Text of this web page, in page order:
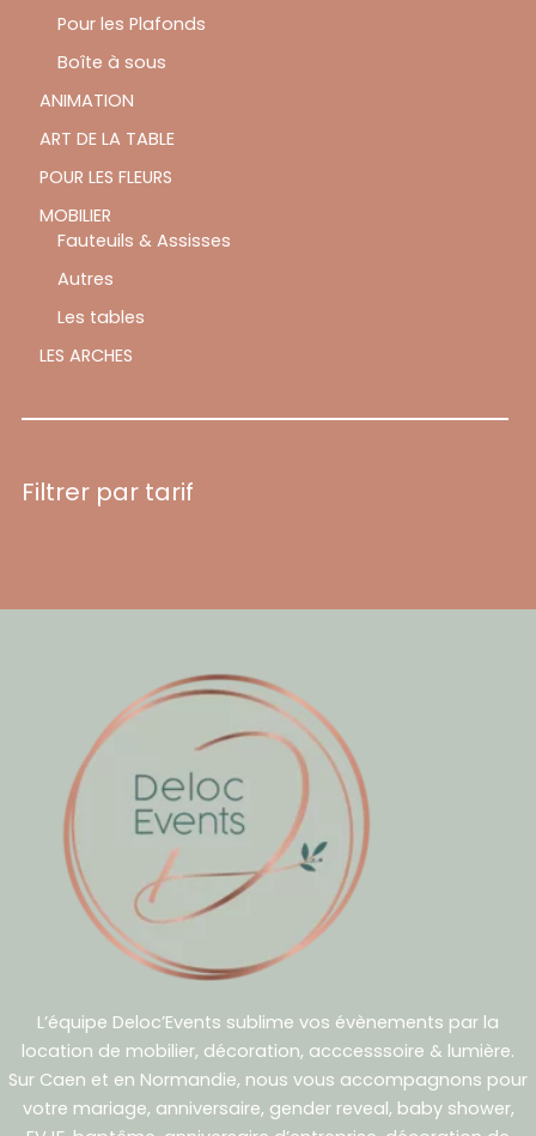
Pour les Plafonds
Boîte à sous
ANIMATION
ART DE LA TABLE
POUR LES FLEURS
MOBILIER
Fauteuils & Assisses
Autres
Les tables
LES ARCHES
Filtrer par tarif
L’équipe Deloc’Events sublime vos évènements par la
location de mobilier, décoration, acccesssoire & lumière.
Sur Caen et en Normandie, nous vous accompagnons pour
votre mariage, anniversaire, gender reveal, baby shower,